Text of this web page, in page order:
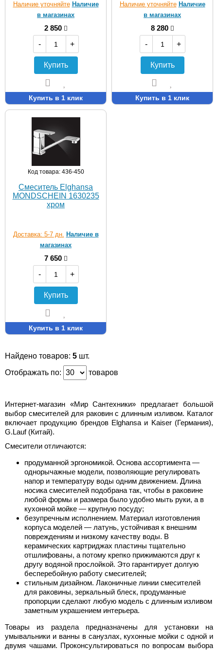
Наличие уточняйте Наличие
в магазинах
2 850
-
+
Купить
Купить в 1 клик
Наличие уточняйте Наличие
в магазинах
8 280
-
+
Купить
Купить в 1 клик
Код товара: 436-450
Смеситель Elghansa
MONDSCHEIN 1630235
хром
Доставка: 5-7 дн. Наличие в
магазинах
7 650
-
+
Купить
Купить в 1 клик
Найдено товаров: 5 шт.
Отображать по:
товаров
Интернет-магазин «Мир Сантехники» предлагает большой
выбор смесителей для раковин с длинным изливом. Каталог
включает продукцию брендов Elghansa и Kaiser (Германия),
G.Lauf (Китай).
Смесители отличаются:
продуманной эргономикой. Основа ассортимента —
однорычажные модели, позволяющие регулировать
напор и температуру воды одним движением. Длина
носика смесителей подобрана так, чтобы в раковине
любой формы и размера было удобно мыть руки, а в
кухонной мойке — крупную посуду;
безупречным исполнением. Материал изготовления
корпуса моделей — латунь, устойчивая к внешним
повреждениям и низкому качеству воды. В
керамических картриджах пластины тщательно
отшлифованы, а потому крепко прижимаются друг к
другу водяной прослойкой. Это гарантирует долгую
бесперебойную работу смесителей;
стильным дизайном. Лаконичные линии смесителей
для раковины, зеркальный блеск, продуманные
пропорции сделают любую модель с длинным изливом
заметным украшением интерьера.
Товары из раздела предназначены для установки на
умывальники и ванны в санузлах, кухонные мойки с одной и
двумя чашами. Проконсультироваться по вопросам выбора